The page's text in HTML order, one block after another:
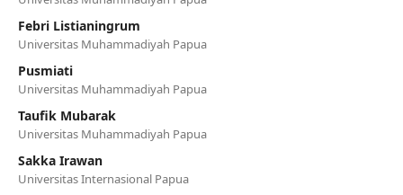
Febri Listianingrum
Universitas Muhammadiyah Papua
Pusmiati
Universitas Muhammadiyah Papua
Taufik Mubarak
Universitas Muhammadiyah Papua
Sakka Irawan
Universitas Internasional Papua